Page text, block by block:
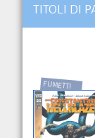
TITOLI DI
FUMETTI